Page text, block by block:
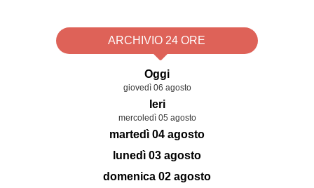
ARCHIVIO 24 ORE
Oggi
giovedì 06 agosto
Ieri
mercoledì 05 agosto
martedì 04 agosto
lunedì 03 agosto
domenica 02 agosto